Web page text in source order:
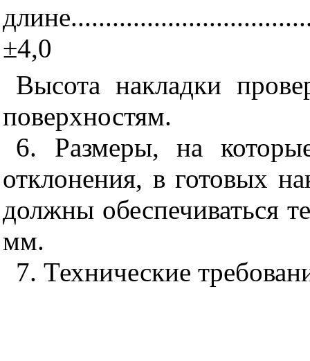
±4,0
Высота накладки
поверхностям.
6. Размеры, на
отклонения, в готовых
должны обеспечиваться
мм.
7. Технические